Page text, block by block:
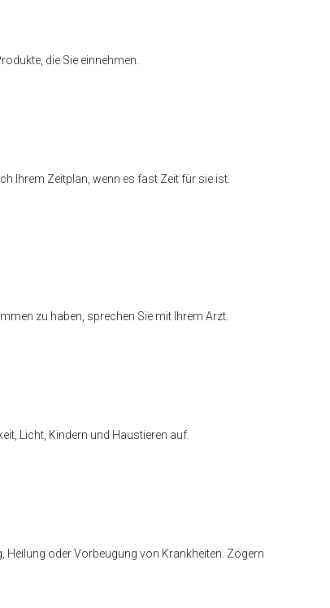
die Sie einnehmen.
Ihrem Zeitplan, wenn es fast Zeit für sie ist.
zu haben, sprechen Sie mit Ihrem Arzt.
Licht, Kindern und Haustieren auf.
oder Vorbeugung von Krankheiten. Zögern